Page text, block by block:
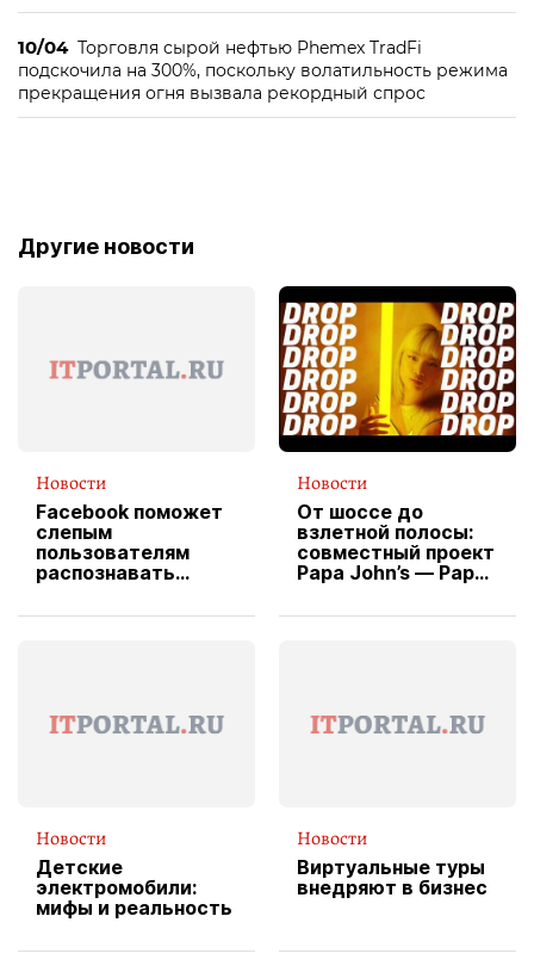
10/04 Торговля сырой нефтью Phemex TradFi
подскочила на 300%, поскольку волатильность режима
прекращения огня вызвала рекордный спрос
Другие новости
Новости
Facebook поможет
слепым
пользователям
распознавать
Новости
От шоссе до
взлетной полосы:
совместный проект
Papa John’s — Papa
вводит
Новости
Детские
электромобили:
мифы и реальность
Новости
Виртуальные туры
внедряют в бизнес